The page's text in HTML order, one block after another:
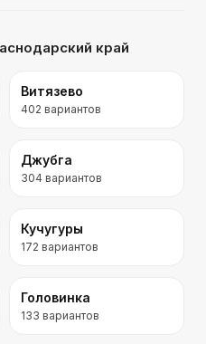
край
Витязево
402 вариантов
Джубга
304 вариантов
Кучугуры
172 вариантов
Головинка
133 вариантов